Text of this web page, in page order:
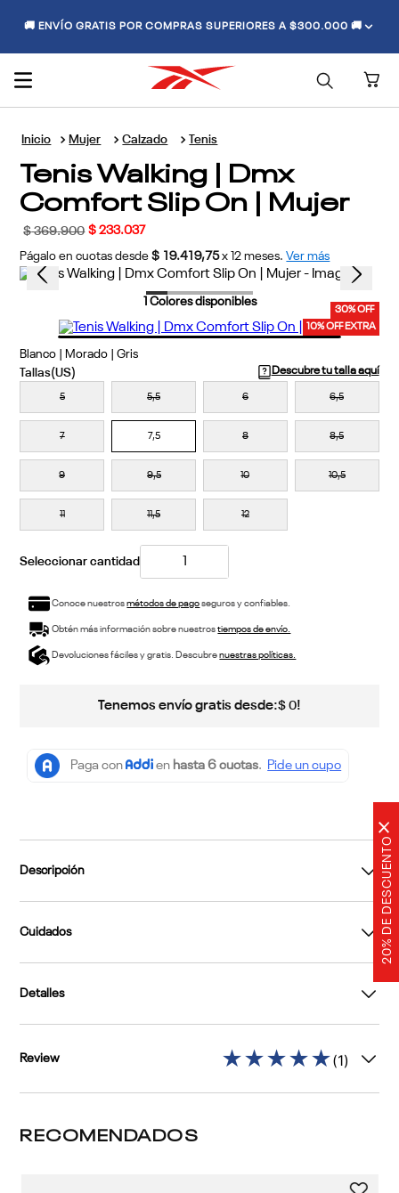
20% DE DESCUENTO
×
🚚 ENVÍO GRATIS POR COMPRAS SUPERIORES A $300.000 🚚
Mujer Calzado Tenis
Tenis Walking | Dmx
Comfort Slip On | Mujer
$ 369.900 $ 233.037
Págalo en cuotas desde $ 19.419,75 x 12 meses. Ver más
30% OFF
10% OFF EXTRA
Colores disponibles
Blanco | Morado | Gris
Descubre tu talla aquí
5 5,5 6 6,5
7 7,5 8 8,5
9 9,5 10 10,5
11 11,5 12
Conoce nuestrosmétodos de pagoseguros y confiables.
Obtén más información sobre nuestrostiempos de envío.
Devoluciones fáciles y gratis. Descubrenuestras políticas.
Tenemos envío gratis desde:$ 0!
Descripción
Cuidados
Detalles
Review ★★★★★(1)
RECOMENDADOS